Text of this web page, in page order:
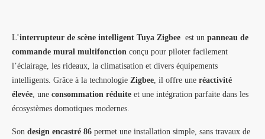
L’interrupteur de scène intelligent Tuya Zigbee est un panneau de
commande mural multifonction conçu pour piloter facilement
l’éclairage, les rideaux, la climatisation et divers équipements
intelligents. Grâce à la technologie Zigbee, il offre une réactivité
élevée, une consommation réduite et une intégration parfaite dans les
écosystèmes domotiques modernes.
Son design encastré 86 permet une installation simple, sans travaux de